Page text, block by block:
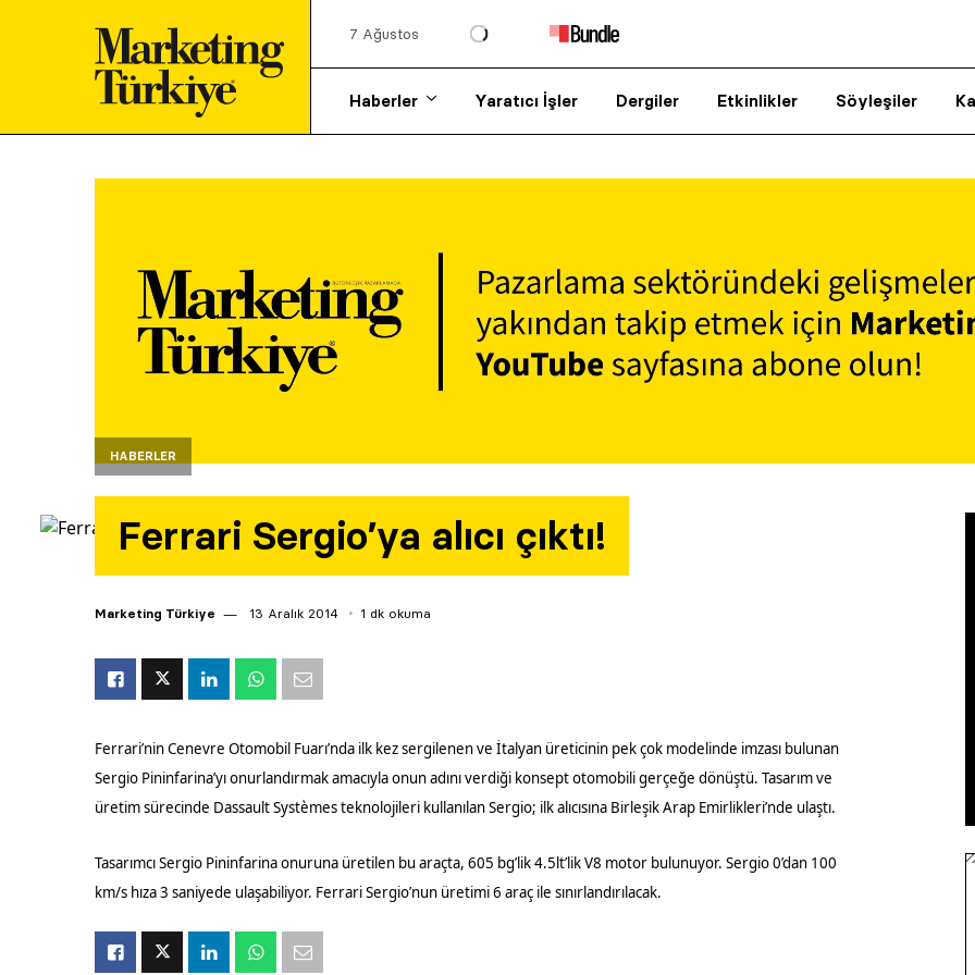
7 Ağustos
Haberler Yaratıcı İşler Dergiler Etkinlikler Söyleşiler
HABERLER
Ferrari Sergio’ya alıcı çıktı!
Marketing Türkiye 13 Aralık 2014 1 dk okuma
Ferrari’nin Cenevre Otomobil Fuarı’nda ilk kez sergilenen ve İtalyan üreticinin pek çok modelinde imzası bulunan
Sergio Pininfarina’yı onurlandırmak amacıyla onun adını verdiği konsept otomobili gerçeğe dönüştü. Tasarım ve
üretim sürecinde Dassault Systèmes teknolojileri kullanılan Sergio; ilk alıcısına Birleşik Arap Emirlikleri’nde ulaştı.
Tasarımcı Sergio Pininfarina onuruna üretilen bu araçta, 605 bg’lik 4.5lt’lik V8 motor bulunuyor. Sergio 0’dan 100
km/s hıza 3 saniyede ulaşabiliyor. Ferrari Sergio’nun üretimi 6 araç ile sınırlandırılacak.